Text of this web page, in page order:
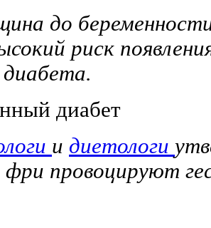
до
риск
диабета.
и диетологи
провоцируют